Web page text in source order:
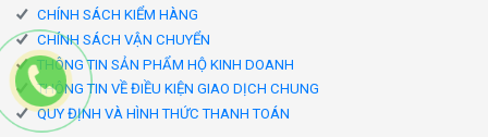
CHÍNH SÁCH KIỂM HÀNG
CHÍNH SÁCH VẬN CHUYỂN
THÔNG TIN SẢN PHẨM HỘ KINH DOANH
THÔNG TIN VỀ ĐIỀU KIỆN GIAO DỊCH CHUNG
QUY ĐỊNH VÀ HÌNH THỨC THANH TOÁN